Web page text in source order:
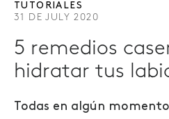
TUTORIALES
31 DE JULY 2020
5 remedios
hidratar tus
Todas en algún